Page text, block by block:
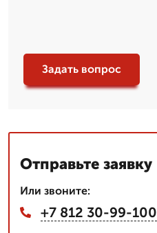
Задать вопрос
Отправьте заявку
Или звоните:
+7 812 30-99-100